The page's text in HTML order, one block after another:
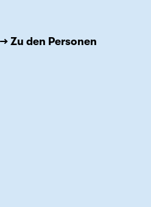
→ Zu den Personen